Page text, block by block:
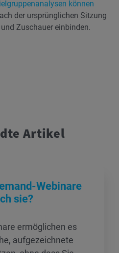
können
der ursprünglichen Sitzung
Zuschauer einbinden.
Artikel
Webinare
sie?
ermöglichen es
aufgezeichnete